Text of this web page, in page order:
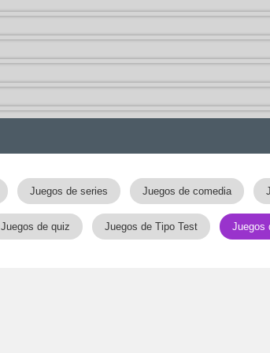
Juegos de series Juegos de comedia
Juegos de quiz Juegos de Tipo Test Juegos